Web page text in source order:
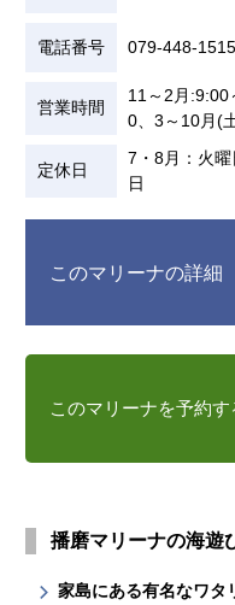
電話番号 079-448-1515
営業時間
11～2月:9:00
0、3～10月(
定休日
7・8月：火
日
このマリーナの詳細
このマリーナを予約す
播磨マリーナの海遊
家島にある有名なワタ